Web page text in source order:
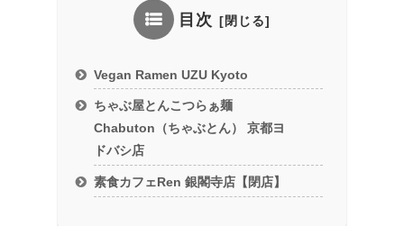
目次
Vegan Ramen UZU Kyoto
ちゃぶ屋とんこつらぁ麺
Chabuton（ちゃぶとん） 京都ヨ
ドバシ店
素食カフェRen 銀閣寺店【閉店】